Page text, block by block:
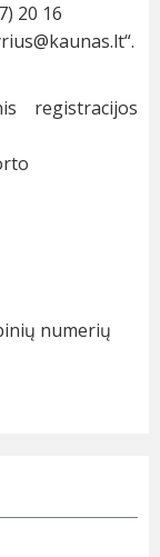
20 16
@kaunas.lt“.
registracijos
numerių